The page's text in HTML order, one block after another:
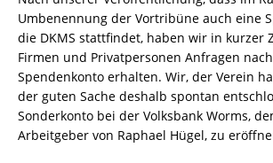
Umbenennung der Vortribüne auch eine
die DKMS stattfindet, haben wir in kurzer
Firmen und Privatpersonen Anfragen
Spendenkonto erhalten. Wir, der Verein
der guten Sache deshalb spontan
Sonderkonto bei der Volksbank Worms,
Arbeitgeber von Raphael Hügel, zu